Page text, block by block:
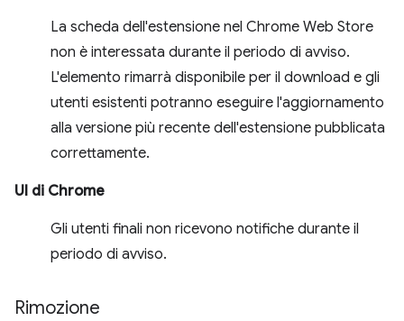
La scheda dell'estensione nel Chrome Web Store
non è interessata durante il periodo di avviso.
L'elemento rimarrà disponibile per il download e gli
utenti esistenti potranno eseguire l'aggiornamento
alla versione più recente dell'estensione pubblicata
correttamente.
UI di Chrome
Gli utenti finali non ricevono notifiche durante il
periodo di avviso.
Rimozione